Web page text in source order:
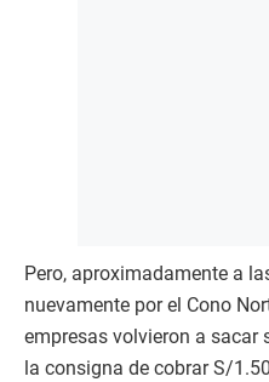
Pero, aproximadamente a
nuevamente por el Cono
empresas volvieron a sacar
la consigna de cobrar S/